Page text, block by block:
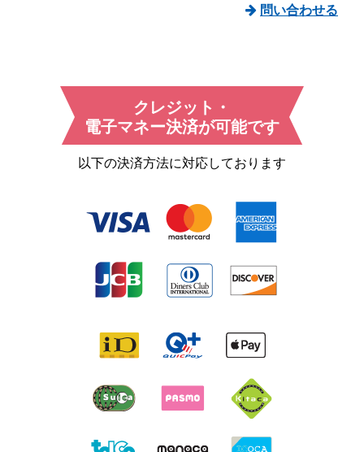
問い合わせる
クレジット・
電子マネー決済が可能です
以下の決済方法に対応しております